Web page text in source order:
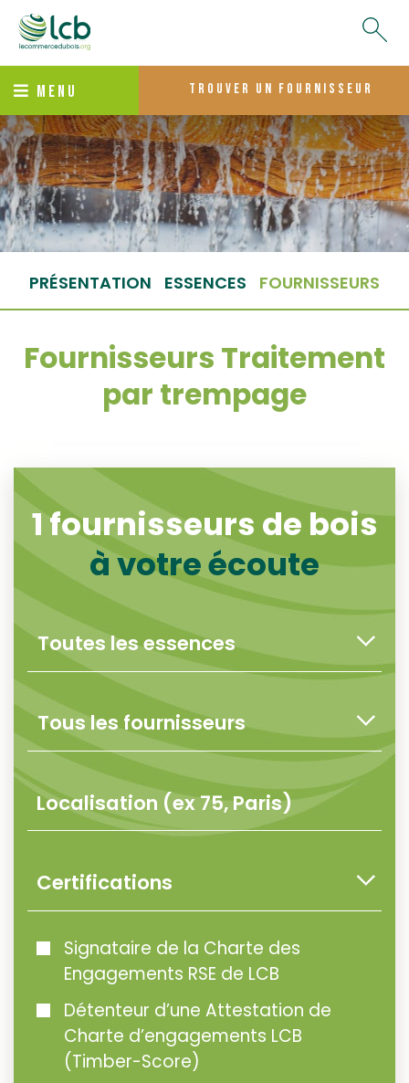
MENU trouver un fournisseur
PRÉSENTATION ESSENCES FOURNISSEURS
Fournisseurs Traitement
par trempage
1fournisseurs de bois
à votre écoute
Certifications
Signataire de la Charte des
Engagements RSE de LCB
Détenteur d’une Attestation de
Charte d’engagements LCB
(Timber-Score)